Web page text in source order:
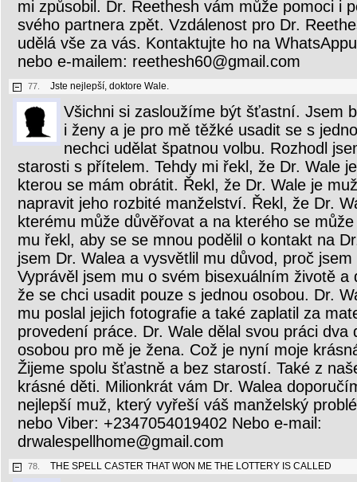
mi způsobil. Dr. Reethesh vám může pomoci i
svého partnera zpět. Vzdálenost pro Dr.
udělá vše za vás. Kontaktujte ho na
nebo e-mailem: reethesh60@gmail.com
77. Jste nejlepší, doktore Wale.
Všichni si zasloužíme být šťastní. Jsem
i ženy a je pro mě těžké usadit se s
nechci udělat špatnou volbu. Rozhodl
starosti s přítelem. Tehdy mi řekl, že Dr. Wale
kterou se mám obrátit. Řekl, že Dr. Wale je
napravit jeho rozbité manželství. Řekl, že Dr.
kterému může důvěřovat a na kterého se
mu řekl, aby se se mnou podělil o kontakt na
jsem Dr. Walea a vysvětlil mu důvod, proč
Vyprávěl jsem mu o svém bisexuálním životě a
že se chci usadit pouze s jednou osobou. Dr.
mu poslal jejich fotografie a také zaplatil za
provedení práce. Dr. Wale dělal svou práci dva
osobou pro mě je žena. Což je nyní moje
Žijeme spolu šťastně a bez starostí. Také z
krásné děti. Milionkrát vám Dr. Walea
nejlepší muž, který vyřeší váš manželský
nebo Viber: +2347054019402 Nebo e-mail:
drwalespellhome@gmail.com
78. THE SPELL CASTER THAT WON ME THE LOTTERY IS CALLED